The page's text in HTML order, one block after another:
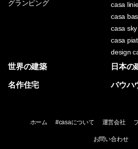
グランピング
casa
casa
casa sky
casa
design
世界の建築 日本の
名作住宅 バウハ
ホーム #casaについて 運営会社
お問い合わせ